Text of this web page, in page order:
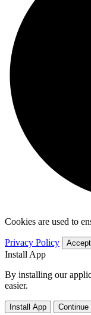
Cookies are used to
Privacy Policy Accept
Install App
By installing our
easier.
Install App Continue